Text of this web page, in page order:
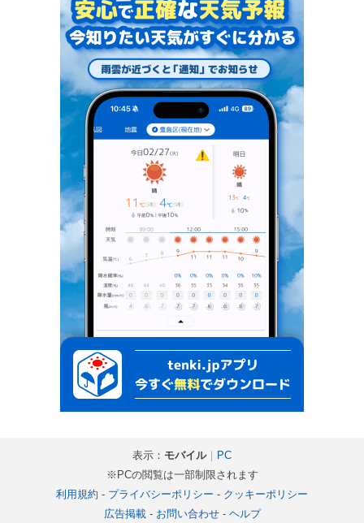
表示： モバイル｜ PC
※PCの閲覧は一部制限されます
利用規約 - プライバシーポリシー - クッキーポリシー
広告掲載- お問い合わせ- ヘルプ